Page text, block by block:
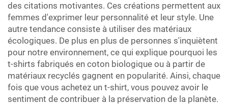
des citations motivantes. Ces créations permettent aux
femmes d'exprimer leur personnalité et leur style. Une
autre tendance consiste à utiliser des matériaux
écologiques. De plus en plus de personnes s'inquiètent
pour notre environnement, ce qui explique pourquoi les
t-shirts fabriqués en coton biologique ou à partir de
matériaux recyclés gagnent en popularité. Ainsi, chaque
fois que vous achetez un t-shirt, vous pouvez avoir le
sentiment de contribuer à la préservation de la planète.